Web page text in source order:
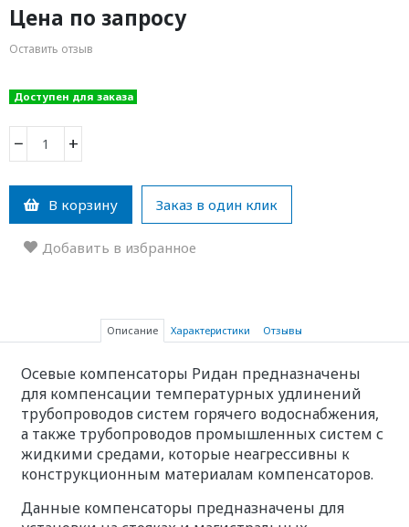
Цена по запросу
Оставить отзыв
Доступен для заказа
− +
В корзину Заказ в один клик
Добавить в избранное
Описание Характеристики Отзывы
Осевые компенсаторы Ридан предназначены
для компенсации температурных удлинений
трубопроводов систем горячего водоснабжения,
а также трубопроводов промышленных систем с
жидкими средами, которые неагрессивны к
конструкционным материалам компенсаторов.
Данные компенсаторы предназначены для